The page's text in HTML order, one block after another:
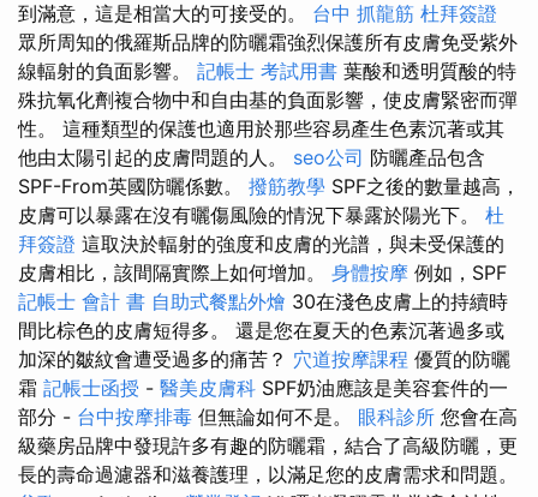
到滿意，這是相當大的可接受的。 台中 抓龍筋 杜拜簽證
眾所周知的俄羅斯品牌的防曬霜強烈保護所有皮膚免受紫外
線輻射的負面影響。 記帳士 考試用書 葉酸和透明質酸的特
殊抗氧化劑複合物中和自由基的負面影響，使皮膚緊密而彈
性。 這種類型的保護也適用於那些容易產生色素沉著或其
他由太陽引起的皮膚問題的人。 seo公司 防曬產品包含
SPF-From英國防曬係數。 撥筋教學 SPF之後的數量越高，
皮膚可以暴露在沒有曬傷風險的情況下暴露於陽光下。 杜
拜簽證 這取決於輻射的強度和皮膚的光譜，與未受保護的
皮膚相比，該間隔實際上如何增加。 身體按摩 例如，SPF
記帳士 會計 書 自助式餐點外燴 30在淺色皮膚上的持續時
間比棕色的皮膚短得多。 還是您在夏天的色素沉著過多或
加深的皺紋會遭受過多的痛苦？ 穴道按摩課程 優質的防曬
霜 記帳士函授 - 醫美皮膚科 SPF奶油應該是美容套件的一
部分 - 台中按摩排毒 但無論如何不是。 眼科診所 您會在高
級藥房品牌中發現許多有趣的防曬霜，結合了高級防曬，更
長的壽命過濾器和滋養護理，以滿足您的皮膚需求和問題。